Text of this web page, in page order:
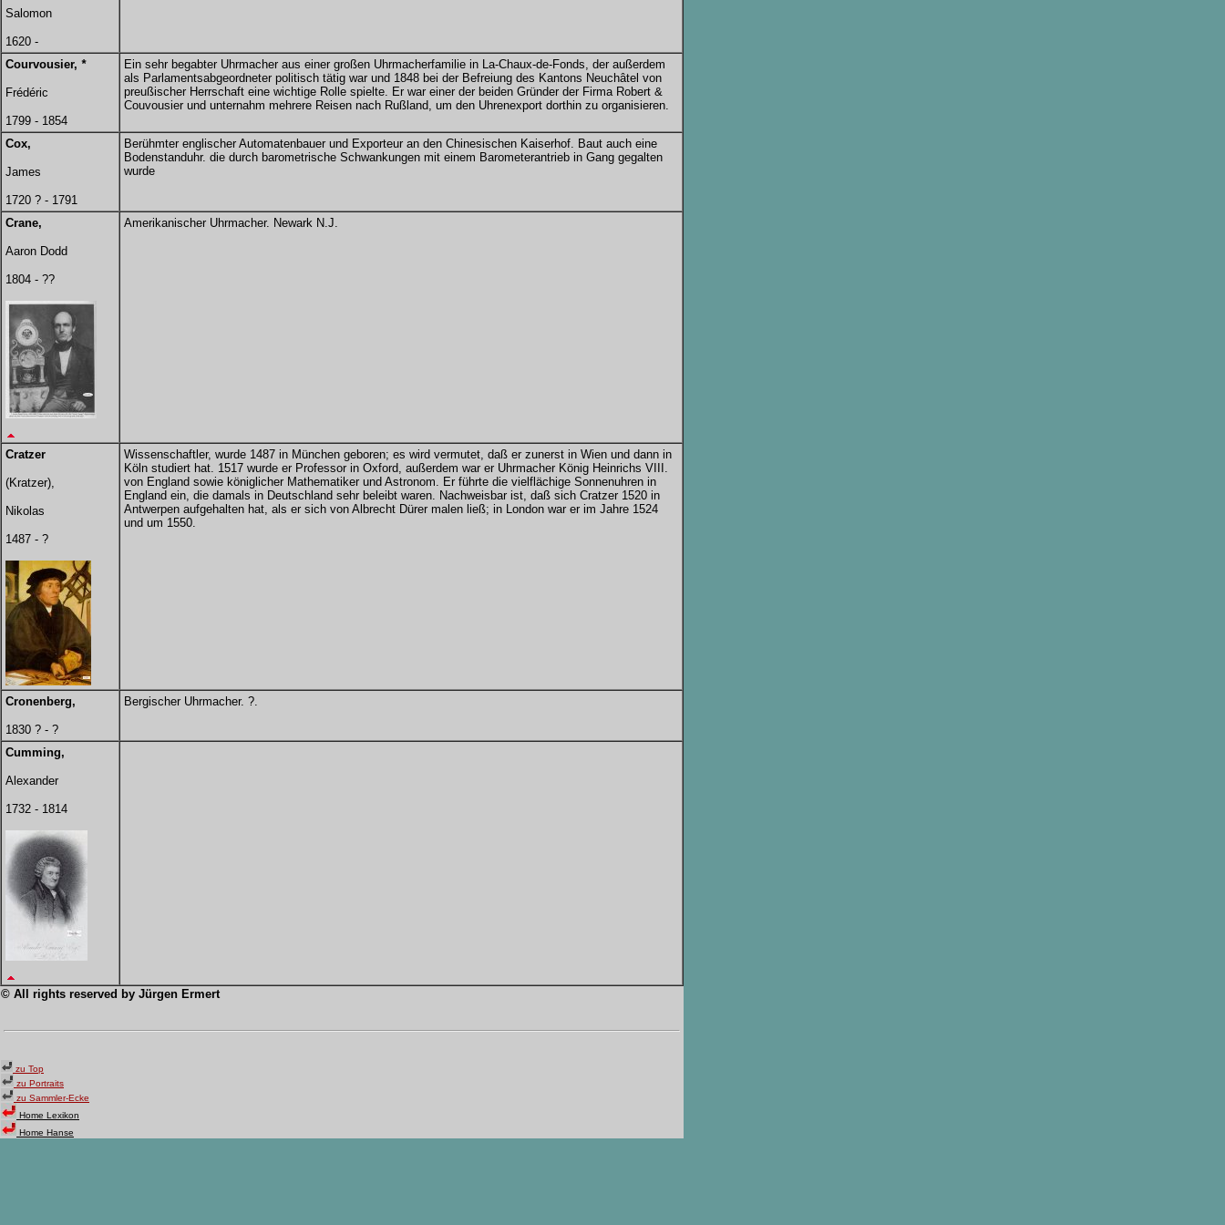
Salomon
1620 -
Courvousier, *
Frédéric
1799 - 1854
Ein sehr begabter Uhrmacher aus einer großen Uhrmacherfamilie in La-Chaux-de-Fonds, der außerdem
als Parlamentsabgeordneter politisch tätig war und 1848 bei der Befreiung des Kantons Neuchâtel von
preußischer Herrschaft eine wichtige Rolle spielte. Er war einer der beiden Gründer der Firma Robert &
Couvousier und unternahm mehrere Reisen nach Rußland, um den Uhrenexport dorthin zu organisieren.
Cox,
James
1720 ? - 1791
Berühmter englischer Automatenbauer und Exporteur an den Chinesischen Kaiserhof. Baut auch eine
Bodenstanduhr. die durch barometrische Schwankungen mit einem Barometerantrieb in Gang gegalten
wurde
Crane,
Aaron Dodd
1804 - ??
Amerikanischer Uhrmacher. Newark N.J.
Cratzer
(Kratzer),
Nikolas
1487 - ?
Wissenschaftler, wurde 1487 in München geboren; es wird vermutet, daß er zunerst in Wien und dann in
Köln studiert hat. 1517 wurde er Professor in Oxford, außerdem war er Uhrmacher König Heinrichs VIII.
von England sowie königlicher Mathematiker und Astronom. Er führte die vielflächige Sonnenuhren in
England ein, die damals in Deutschland sehr beleibt waren. Nachweisbar ist, daß sich Cratzer 1520 in
Antwerpen aufgehalten hat, als er sich von Albrecht Dürer malen ließ; in London war er im Jahre 1524
und um 1550.
Cronenberg,
1830 ? - ?
Bergischer Uhrmacher. ?.
Cumming,
Alexander
1732 - 1814
© All rights reserved by Jürgen Ermert
zu Top
zu Portraits
zu Sammler-Ecke
Home Lexikon
Home Hanse